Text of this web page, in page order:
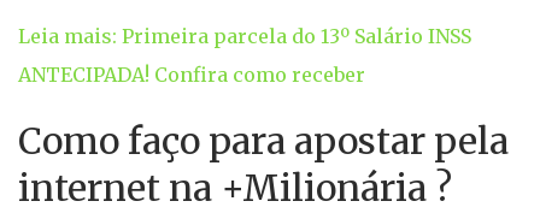
Leia mais: Primeira parcela do 13º Salário INSS
ANTECIPADA! Confira como receber
Como faço para apostar pela
internet na +Milionária ?